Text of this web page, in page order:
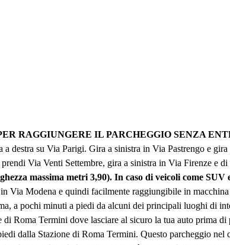
RAGGIUNGERE IL PARCHEGGIO SENZA
destra su Via Parigi. Gira a sinistra in Via Pastrengo e
Via Venti Settembre, gira a sinistra in Via Firenze e
massima metri 3,90). In caso di veicoli come
Via Modena e quindi facilmente raggiungibile in
a pochi minuti a piedi da alcuni dei principali luoghi di
Roma Termini dove lasciare al sicuro la tua auto prima
dalla Stazione di Roma Termini. Questo parcheggio